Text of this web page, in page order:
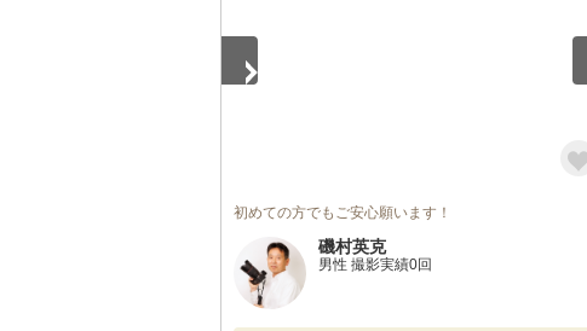
初めての方でもご安心願います！
磯村英克
男性 撮影実績0回